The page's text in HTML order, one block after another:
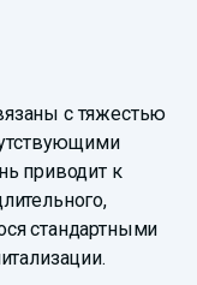
с тяжестью
приводит к
стандартными